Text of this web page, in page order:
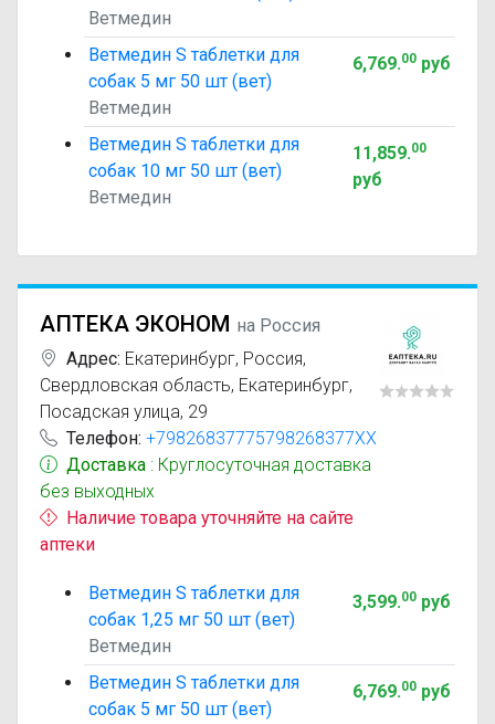
Ветмедин
Ветмедин S таблетки для
собак 5 мг 50 шт (вет)
Ветмедин
6,769.00руб
Ветмедин S таблетки для
собак 10 мг 50 шт (вет)
Ветмедин
11,859.00
руб
АПТЕКА ЭКОНОМ на Россия
Адрес: Екатеринбург, Россия,
Свердловская область, Екатеринбург,
Посадская улица, 29
Телефон: +79826837775798268377XX
Доставка : Круглосуточная доставка
без выходных
Наличие товара уточняйте на сайте
аптеки
Ветмедин S таблетки для
собак 1,25 мг 50 шт (вет)
Ветмедин
3,599.00руб
Ветмедин S таблетки для
собак 5 мг 50 шт (вет)
6,769.00руб